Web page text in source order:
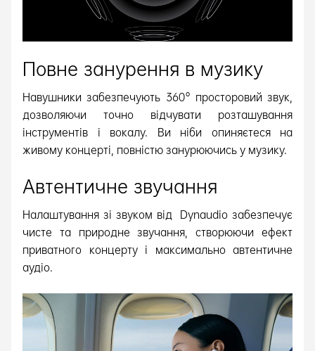
Повне занурення в музику
Навушники забезпечують 360° просторовий звук,
дозволяючи точно відчувати розташування
інструментів і вокалу. Ви ніби опиняєтеся на
живому концерті, повністю занурюючись у музику.
Автентичне звучання
Налаштування зі звуком від Dynaudio забезпечує
чисте та природне звучання, створюючи ефект
приватного концерту і максимально автентичне
аудіо.